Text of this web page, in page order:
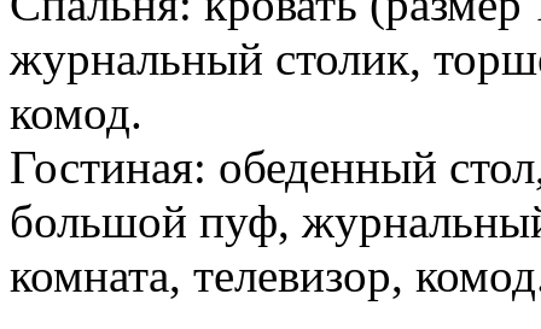
журнальный столик,
комод.
Гостиная: обеденный
большой пуф,
комната, телевизор,